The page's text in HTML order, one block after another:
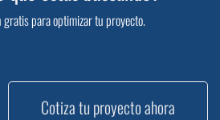
para optimizar tu proyecto.
Cotiza tu proyecto ahora